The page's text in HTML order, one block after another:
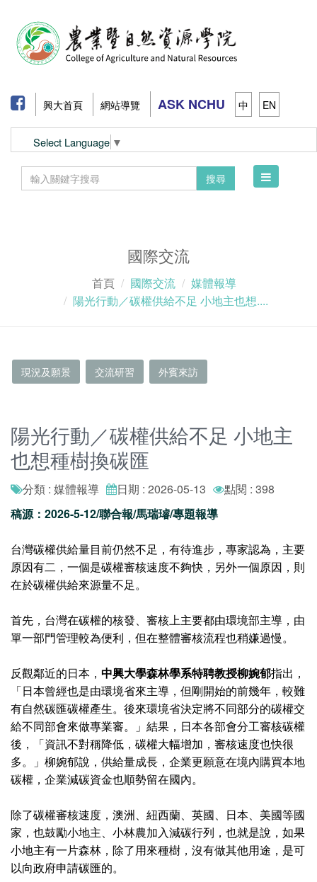
興大首頁 網站導覽 ASK NCHU 中 EN
Select Language ▼
搜尋
Toggle
國際交流
首頁 國際交流
媒體報導
陽光行動／碳權供給不足 小地主也想....
現況及願景 交流研習 外賓來訪
陽光行動／碳權供給不足 小地主
也想種樹換碳匯
分類 : 媒體報導 日期 : 2026-05-13
點閱 : 398
稿源：2026-5-12/聯合報/馬瑞璿/專題報導
台灣碳權供給量目前仍然不足，有待進步，專家認為，主要
原因有二，一個是碳權審核速度不夠快，另外一個原因，則
在於碳權供給來源量不足。
首先，台灣在碳權的核發、審核上主要都由環境部主導，由
單一部門管理較為便利，但在整體審核流程也稍嫌過慢。
反觀鄰近的日本， 中興大學森林學系特聘教授柳婉郁指出，
「日本曾經也是由環境省來主導，但剛開始的前幾年，較難
有自然碳匯碳權產生。後來環境省決定將不同部分的碳權交
給不同部會來做專業審。」結果，日本各部會分工審核碳權
後，「資訊不對稱降低，碳權大幅增加，審核速度也快很
多。」柳婉郁說，供給量成長，企業更願意在境內購買本地
碳權，企業減碳資金也順勢留在國內。
除了碳權審核速度，澳洲、紐西蘭、英國、日本、美國等國
家，也鼓勵小地主、小林農加入減碳行列，也就是說，如果
小地主有一片森林，除了用來種樹，沒有做其他用途，是可
以向政府申請碳匯的。